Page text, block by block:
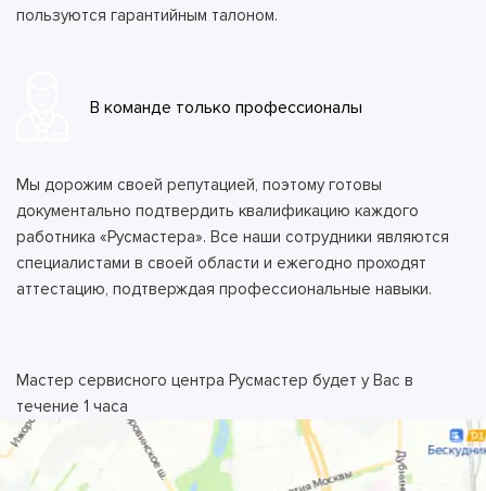
пользуются гарантийным талоном.
В команде только профессионалы
Мы дорожим своей репутацией, поэтому готовы
документально подтвердить квалификацию каждого
работника «Русмастера». Все наши сотрудники являются
специалистами в своей области и ежегодно проходят
аттестацию, подтверждая профессиональные навыки.
Мастер сервисного центра Русмастер будет у Вас в
течение 1 часа